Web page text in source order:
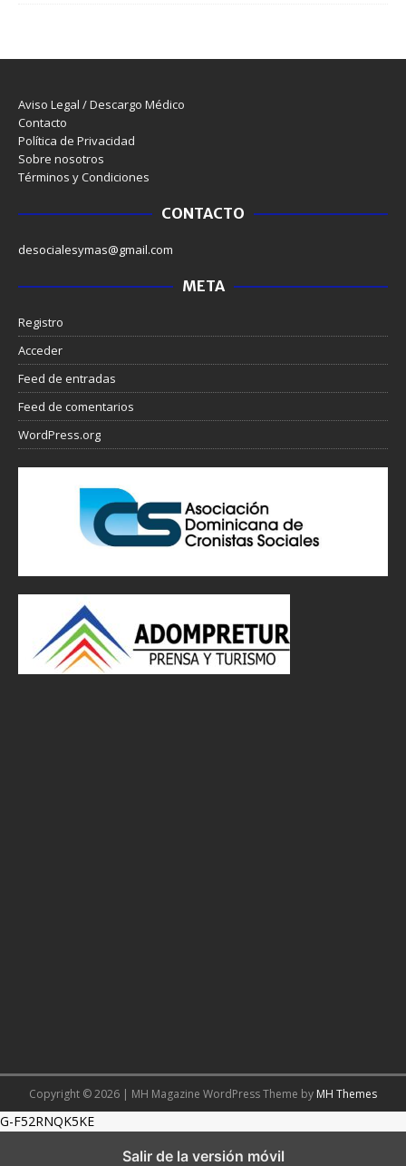
Aviso Legal / Descargo Médico
Contacto
Política de Privacidad
Sobre nosotros
Términos y Condiciones
CONTACTO
desocialesymas@gmail.com
META
Registro
Acceder
Feed de entradas
Feed de comentarios
WordPress.org
Copyright © 2026 | MH Magazine WordPress Theme by MH Themes
G-F52RNQK5KE
Salir de la versión móvil